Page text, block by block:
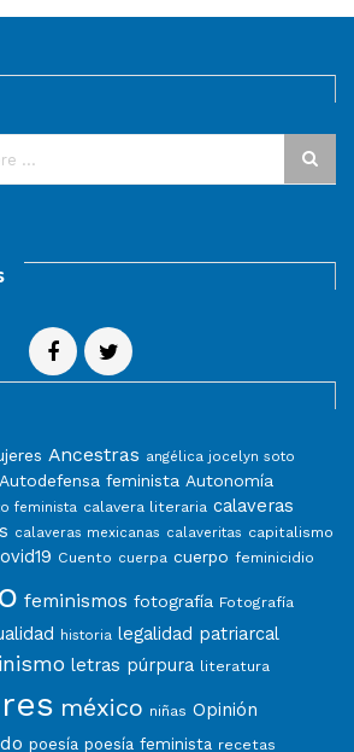
Ancestras angélica jocelyn soto
Autodefensa feminista Autonomía
feminista calavera literaria calaveras
calaveras mexicanas calaveritas capitalismo
Cuento cuerpa cuerpo feminicidio
feminismos fotografía Fotografía
historia legalidad patriarcal
letras púrpura literatura
méxico niñas Opinión
poesía poesía feminista recetas